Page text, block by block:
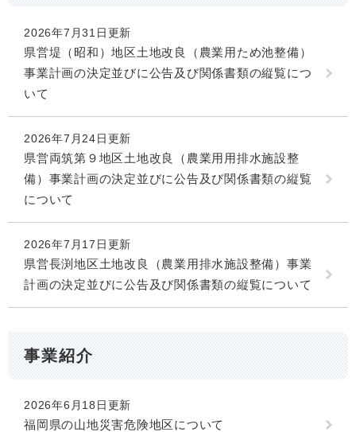
2026年7月31日更新
県営堤（昭和）地区土地改良（農業用ため池整備）
事業計画の決定並びに公告及び関係書類の縦覧につ
いて
2026年7月24日更新
県営両筑第９地区土地改良（農業用用排水施設整
備）事業計画の決定並びに公告及び関係書類の縦覧
について
2026年7月17日更新
県営長渕地区土地改良（農業用排水施設整備）事業
計画の決定並びに公告及び関係書類の縦覧について
事業紹介
2026年6月18日更新
福岡県の山地災害危険地区について